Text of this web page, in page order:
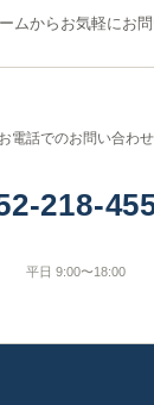
ムからお気軽にお
お電話でのお問い合わせ
218-
平日 9:00〜18:00